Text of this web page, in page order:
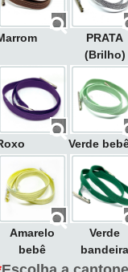
PRATA
(Brilho)
Verde
Amarelo
bebê
Verde
bandeira